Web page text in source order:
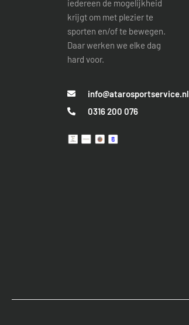
iedereen de mogelijkheid
krijgt om met plezier te
sporten en/of te bewegen.
Daar werken we elke dag
hard voor.
info@atarosportservice.nl
0316 200 076